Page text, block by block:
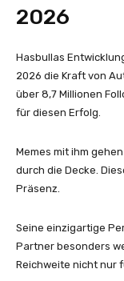
2026
Hasbullas
2026 die Kraft von
über 8,7 Millionen
für diesen Erfolg.
Memes mit ihm
durch die Decke.
Präsenz.
Seine einzigartige
Partner besonders
Reichweite nicht nur